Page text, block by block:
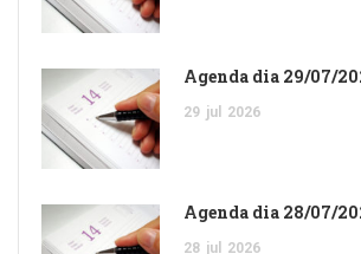
Agenda dia 29/07/
29 jul 2026
Agenda dia 28/07/
28 jul 2026